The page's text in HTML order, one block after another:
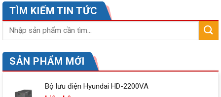
TÌM KIẾM TIN TỨC
SẢN PHẨM MỚI
Bộ lưu điện Hyundai HD-2200VA